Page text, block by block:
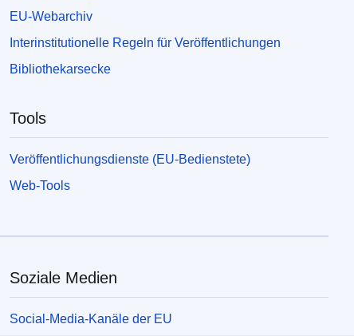
EU-Webarchiv
Interinstitutionelle Regeln für Veröffentlichungen
Bibliothekarsecke
Tools
Veröffentlichungsdienste (EU-Bedienstete)
Web-Tools
Soziale Medien
Social-Media-Kanäle der EU